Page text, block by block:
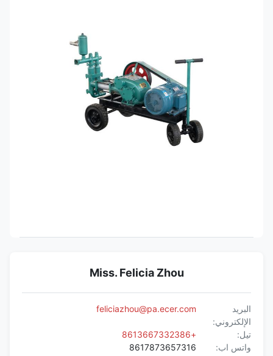
Miss. Felicia Zhou
الإلكتروني:
feliciazhou@pa.ecer.com
واتس اب:
8617873657316